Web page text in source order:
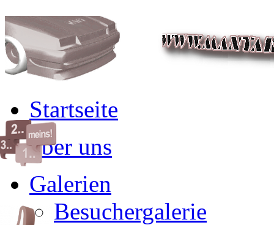
Startseite
über uns
Galerien
Besuchergalerie